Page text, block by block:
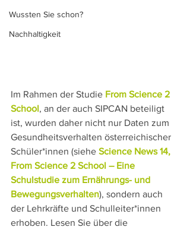
Wussten Sie schon?
Nachhaltigkeit
Im Rahmen der Studie From Science 2
School, an der auch SIPCAN beteiligt
ist, wurden daher nicht nur Daten zum
Gesundheitsverhalten österreichischer
Schüler*innen (siehe Science News 14,
From Science 2 School – Eine
Schulstudie zum Ernährungs- und
Bewegungsverhalten), sondern auch
der Lehrkräfte und Schulleiter*innen
erhoben. Lesen Sie über die